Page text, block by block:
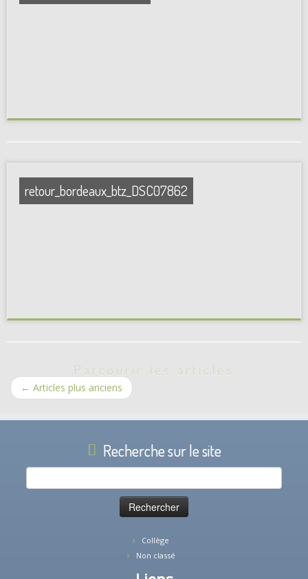
retour_bordeaux_btz_DSC07862
Parcourir les articles
← Articles plus anciens
Recherche sur le site
Rechercher :
Collège
Non classé